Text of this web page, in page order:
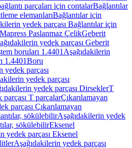
parçaları için contalarBağlantılar
elemanlarıBağlantılar için
yedek parçası Bağlantılar için
Paslanmaz ÇelikGeberit
yedek parçası Geberit
boruları 1.4401 Aşağıdakilerin
1.4401Boru
yedek parçası
yedek parçası
yedek parçası DirseklerT
T parçalarÇıkarılamayan
parçası Çıkarılamayan
sökülebilirAşağıdakilerin yedek
sökülebilirEksenel
yedek parçası Eksenel
Aşağıdakilerin yedek parçası